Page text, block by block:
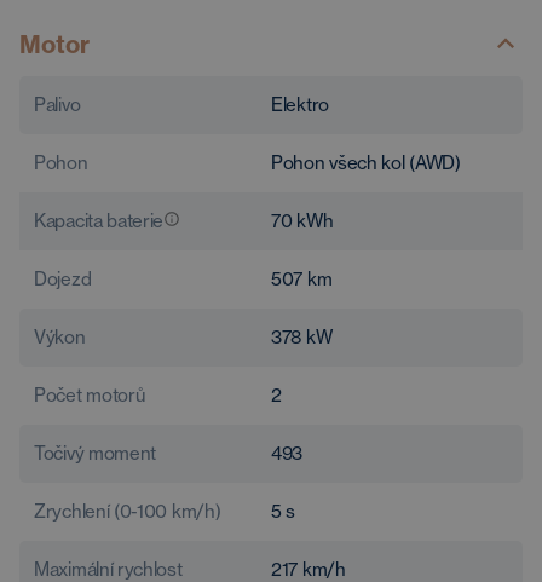
Motor
Palivo Elektro
Pohon Pohon všech kol (AWD)
Kapacita baterie 70 kWh
Dojezd 507 km
Výkon 378 kW
Počet motorů 2
Točivý moment 493
Zrychlení (0-100 km/h) 5 s
Maximální rychlost 217 km/h